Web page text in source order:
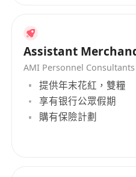
Assistant
AMI Personnel Consultants
提供年末花紅，雙糧
享有银行公眾假期
購有保險計劃